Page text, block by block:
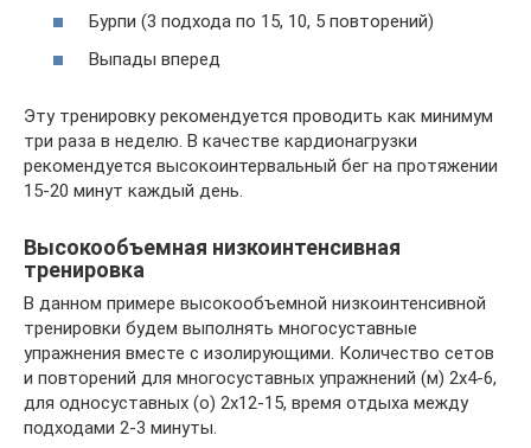
Бурпи (3 подхода по 15, 10, 5 повторений)
Выпады вперед
Эту тренировку рекомендуется проводить как минимум
три раза в неделю. В качестве кардионагрузки
рекомендуется высокоинтервальный бег на протяжении
15-20 минут каждый день.
Высокообъемная низкоинтенсивная
тренировка
В данном примере высокообъемной низкоинтенсивной
тренировки будем выполнять многосуставные
упражнения вместе с изолирующими. Количество сетов
и повторений для многосуставных упражнений (м) 2х4-6,
для односуставных (о) 2х12-15, время отдыха между
подходами 2-3 минуты.